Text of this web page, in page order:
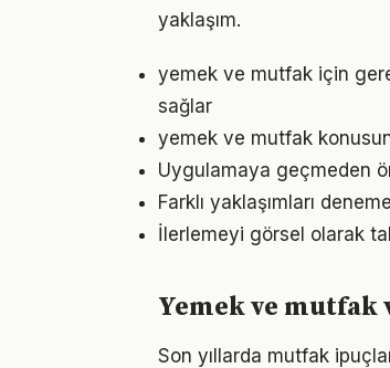
yaklaşım.
yemek ve mutfak için
sağlar
yemek ve mutfak
Uygulamaya geçmeden
Farklı yaklaşımları
İlerlemeyi görsel olarak
Yemek ve
Son yıllarda mutfak